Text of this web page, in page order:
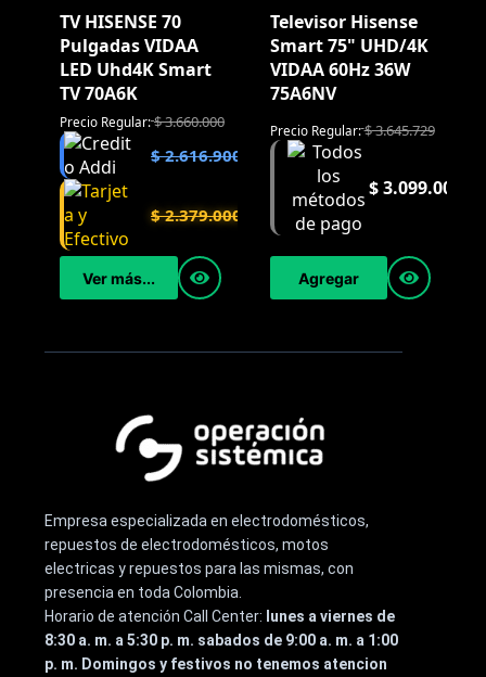
TV HISENSE 70
Pulgadas VIDAA
LED Uhd4K Smart
TV 70A6K
Precio Regular:$3.660.000
$2.616.900
$2.379.000
Ver más...
Televisor Hisense
Smart 75" UHD/4K
VIDAA 60Hz 36W
75A6NV
Precio Regular:$3.645.729
$3.099.000
Agregar
Empresa especializada en electrodomésticos,
repuestos de electrodomésticos, motos
electricas y repuestos para las mismas, con
presencia en toda Colombia.
Horario de atención Call Center: lunes a viernes de
8:30 a. m. a 5:30 p. m. sabados de 9:00 a. m. a 1:00
p. m. Domingos y festivos no tenemos atencion